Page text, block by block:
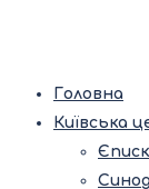
Головна
Київська